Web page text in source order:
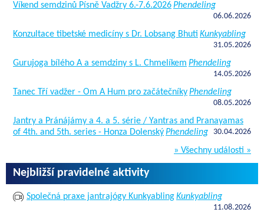
Víkend semdzinů Písně Vadžry 6.-7.6.2026Phendeling
06.06.2026
Konzultace tibetské medicíny s Dr. Lobsang Bhuti Kunkyabling
31.05.2026
Gurujoga bílého A a semdziny s L. Chmelíkem Phendeling
14.05.2026
Tanec Tří vadžer - Om A Hum pro začátečníkyPhendeling
08.05.2026
Jantry a Pránájámy a 4. a 5. série / Yantras and Pranayamas
of 4th. and 5th. series - Honza DolenskýPhendeling 30.04.2026
» Všechny události »
Nejbližší pravidelné aktivity
Společná praxe jantrajógy KunkyablingKunkyabling
11.08.2026